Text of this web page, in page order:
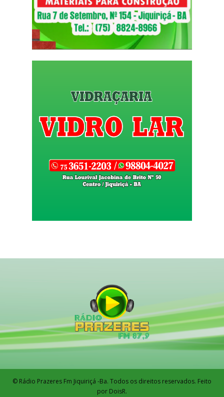
© Rádio Prazeres Fm Jiquiriçá -Ba. Todos os direitos reservados. Feito
por DoisR.